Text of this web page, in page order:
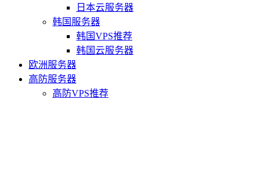
日本云服务器
韩国服务器
韩国VPS推荐
韩国云服务器
欧洲服务器
高防服务器
高防VPS推荐